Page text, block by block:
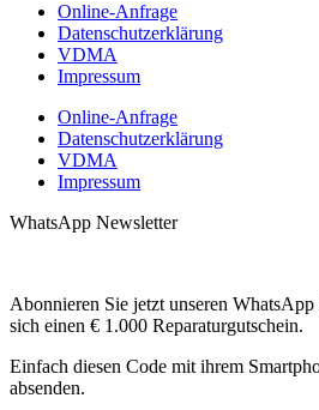
Online-Anfrage
Datenschutzerklärung
VDMA
Impressum
Online-Anfrage
Datenschutzerklärung
VDMA
Impressum
WhatsApp Newsletter
Abonnieren Sie jetzt unseren
sich einen € 1.000 Reparaturgutschein.
Einfach diesen Code mit ihrem
absenden.